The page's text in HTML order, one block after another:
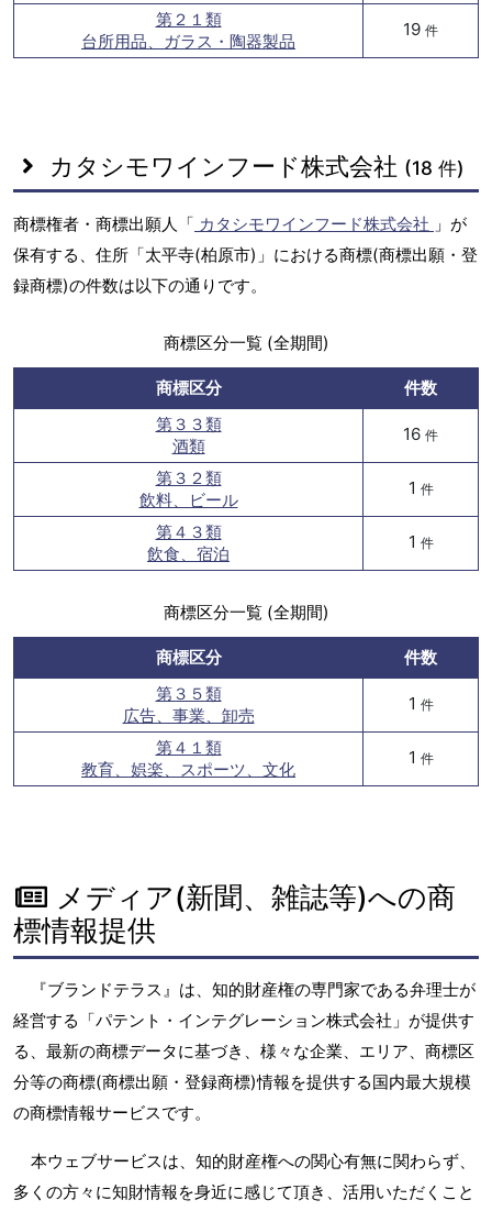
第２１類
台所用品、ガラス・陶器製品
19 件
カタシモワインフード株式会社 (18 件)
商標権者・商標出願人「 カタシモワインフード株式会社 」が
保有する、住所「太平寺(柏原市)」における商標(商標出願・登
録商標)の件数は以下の通りです。
商標区分一覧 (全期間)
商標区分
件数
第３３類
酒類
16 件
第３２類
飲料、ビール
1 件
第４３類
飲食、宿泊
1 件
商標区分一覧 (全期間)
商標区分
件数
第３５類
広告、事業、卸売
1 件
第４１類
教育、娯楽、スポーツ、文化
1 件
メディア(新聞、雑誌等)への商
標情報提供
『ブランドテラス』は、知的財産権の専門家である弁理士が
経営する「パテント・インテグレーション株式会社」が提供す
る、最新の商標データに基づき、様々な企業、エリア、商標区
分等の商標(商標出願・登録商標)情報を提供する国内最大規模
の商標情報サービスです。
本ウェブサービスは、知的財産権への関心有無に関わらず、
多くの方々に知財情報を身近に感じて頂き、活用いただくこと